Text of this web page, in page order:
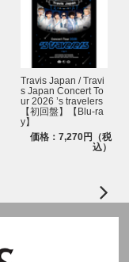
Travis Japan / Travi
s Japan Concert To
ur 2026 ’s travelers
【初回盤】【Blu-ra
y】
価格：7,270円（税
込）